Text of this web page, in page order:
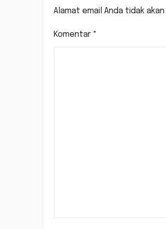
Alamat email Anda tidak
Komentar *